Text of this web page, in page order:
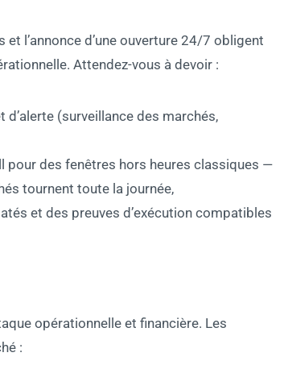
l’annonce d’une ouverture 24/7 obligent
Attendez-vous à devoir :
(surveillance des marchés,
pour des fenêtres hors heures classiques —
tournent toute la journée,
et des preuves d’exécution compatibles
opérationnelle et financière. Les
: